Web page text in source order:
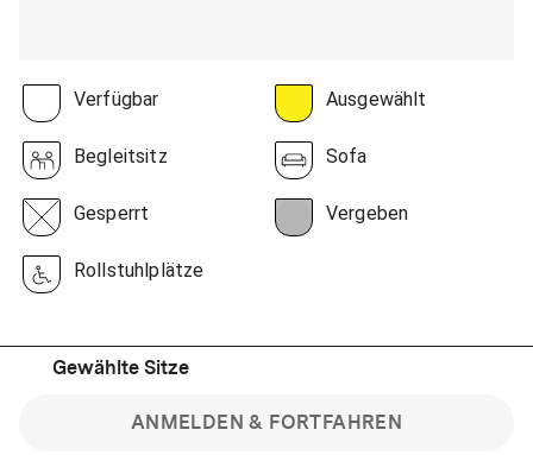
Verfügbar Ausgewählt
Begleitsitz Sofa
Gesperrt Vergeben
Rollstuhlplätze
Gewählte Sitze
ANMELDEN & FORTFAHREN